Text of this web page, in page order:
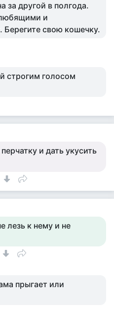
за другой в полгода.
и
свою кошечку.
строгим голосом
и дать укусить
лезь к нему и не
прыгает или